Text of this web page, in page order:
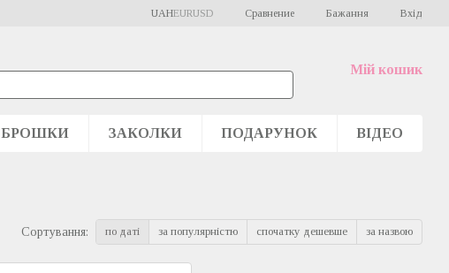
UAHEURUSD Сравнение Бажання Вхід
Мій кошик
БРОШКИ ЗАКОЛКИ ПОДАРУНОК ВІДЕО
Сортування: по даті за популярністю спочатку дешевше за назвою